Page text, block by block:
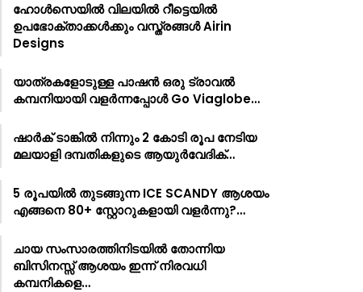
ഹോൾസെയിൽ വിലയിൽ റീട്ടെയിൽ
ഉപഭോക്താക്കൾക്കും വസ്ത്രങ്ങൾ Airin
Designs
യാത്രകളോടുള്ള പാഷൻ ഒരു ട്രാവൽ
കമ്പനിയായി വളർന്നപ്പോൾ Go Viaglobe…
ഷാർക്‌ ടാങ്കിൽ നിന്നും 2 കോടി രൂപ നേടിയ
മലയാളി ദമ്പതികളുടെ ആയുർവേദിക്…
5 രൂപയിൽ തുടങ്ങുന്ന ICE SCANDY ആശയം
എങ്ങനെ 80+ സ്റ്റോറുകളായി വളർന്നു?…
ചായ സംസാരത്തിനിടയിൽ തോന്നിയ
ബിസിനസ്സ് ആശയം ഇന്ന് നിരവധി
കമ്പനികളെ…